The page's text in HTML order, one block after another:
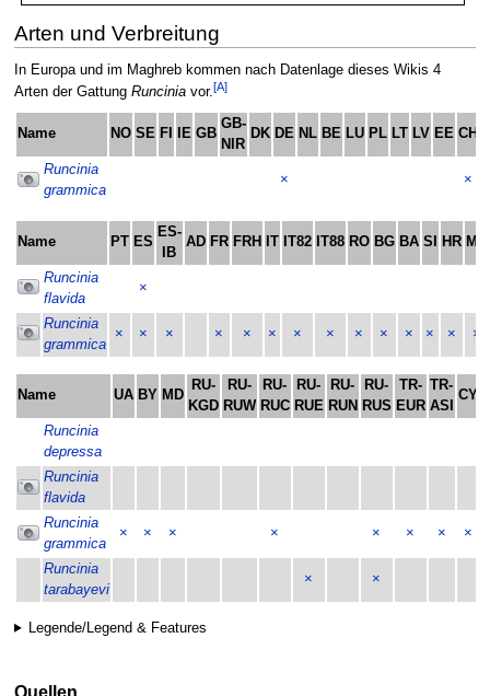
Arten und Verbreitung
In Europa und im Maghreb kommen nach Datenlage dieses Wikis 4
Arten der Gattung Runciniavor.[A]
Name NO SE FI IE GB
GB-
NIR
DK DE NL BE LU PL LT LV EE CH
Runcinia
grammica
× ×
Name PT ES
ES-
IB
AD FR FRH IT IT82 IT88 RO BG BA SI HR ME
Runcinia
flavida
×
Runcinia
grammica
× × × × × × × × × × × × × ×
Name UA BY MD
RU-
KGD
RU-
RUW
RU-
RUC
RU-
RUE
RU-
RUN
RU-
RUS
TR-
EUR
TR-
ASI
CY
Runcinia
depressa
Runcinia
flavida
Runcinia
grammica
× × × × × × × ×
Runcinia
tarabayevi
× ×
Legende/Legend & Features
Quellen